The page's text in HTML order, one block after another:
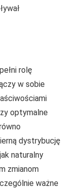
rolę
w sobie
optymalne
dystrybucję
naturalny
zmianom
ważne